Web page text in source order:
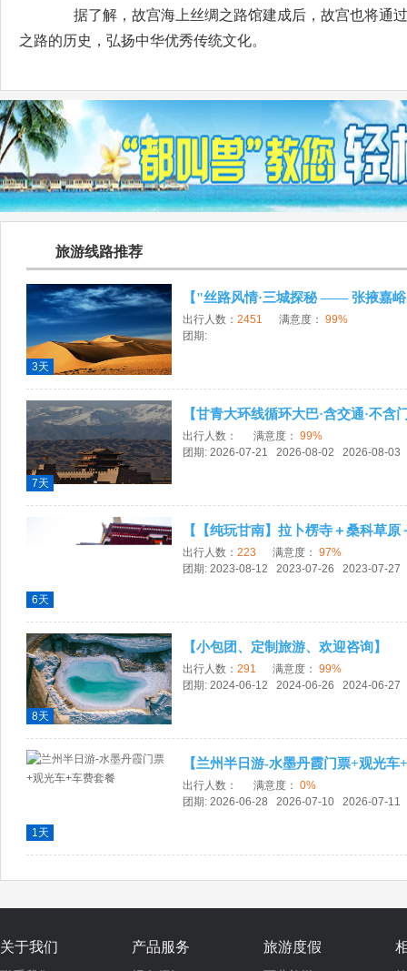
据了解，故宫海上丝绸之路馆建成后，故宫也将通过
之路的历史，弘扬中华优秀传统文化。
旅游线路推荐
3天
【"丝路风情·三城探秘 —— 张掖嘉
出行人数： 2451 满意度 ： 99%
团期:
7天
【甘青大环线循环大巴·含交通·不含
出行人数： 满意度 ： 99%
团期: 2026-07-21 2026-08-02 2026-08-
6天
【【纯玩甘南】拉卜楞寺＋桑科草
出行人数： 223 满意度 ： 97%
团期: 2023-08-12 2023-07-26 2023-07-
8天
【小包团、定制旅游、欢迎咨询】
出行人数： 291 满意度 ： 99%
团期: 2024-06-12 2024-06-26 2024-06-
1天
【兰州半日游-水墨丹霞门票+观光车
出行人数： 满意度 ： 0%
团期: 2026-06-28 2026-07-10 2026-07-
关于我们 产品服务 旅游度假